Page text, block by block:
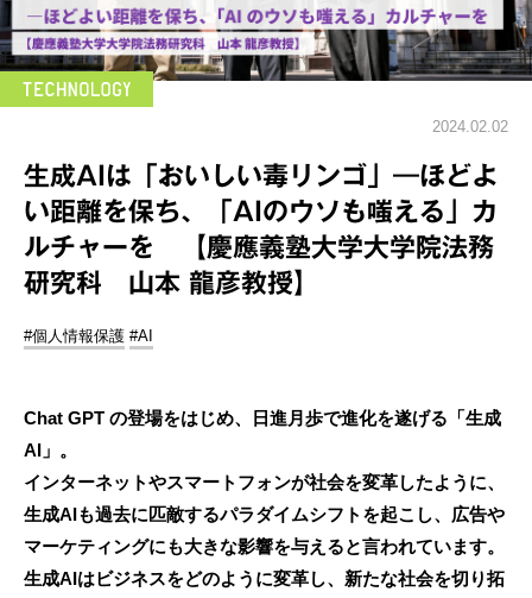
2024.02.02
生成AIは「おいしい毒リンゴ」―ほどよ
い距離を保ち、「AIのウソも嗤える」カ
ルチャーを 【慶應義塾大学大学院法務
研究科 山本 龍彦教授】
#個人情報保護 #AI
Chat GPT の登場をはじめ、日進月歩で進化を遂げる「生成
AI」。
インターネットやスマートフォンが社会を変革したように、
生成AIも過去に匹敵するパラダイムシフトを起こし、広告や
マーケティングにも大きな影響を与えると言われています。
生成AIはビジネスをどのように変革し、新たな社会を切り拓